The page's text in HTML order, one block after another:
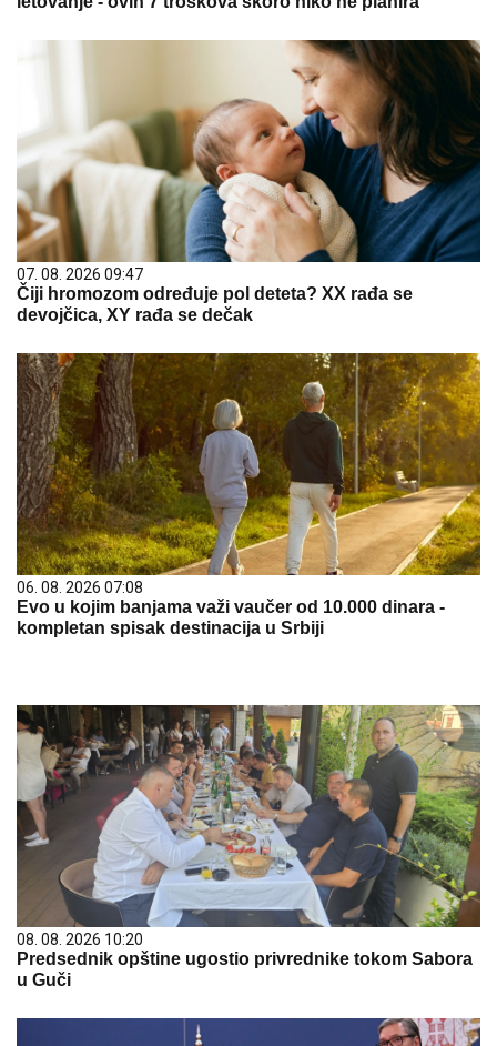
07. 08. 2026 09:47
Čiji hromozom određuje pol deteta? XX rađa se
devojčica, XY rađa se dečak
06. 08. 2026 07:08
Evo u kojim banjama važi vaučer od 10.000 dinara -
kompletan spisak destinacija u Srbiji
08. 08. 2026 10:20
Predsednik opštine ugostio privrednike tokom Sabora
u Guči